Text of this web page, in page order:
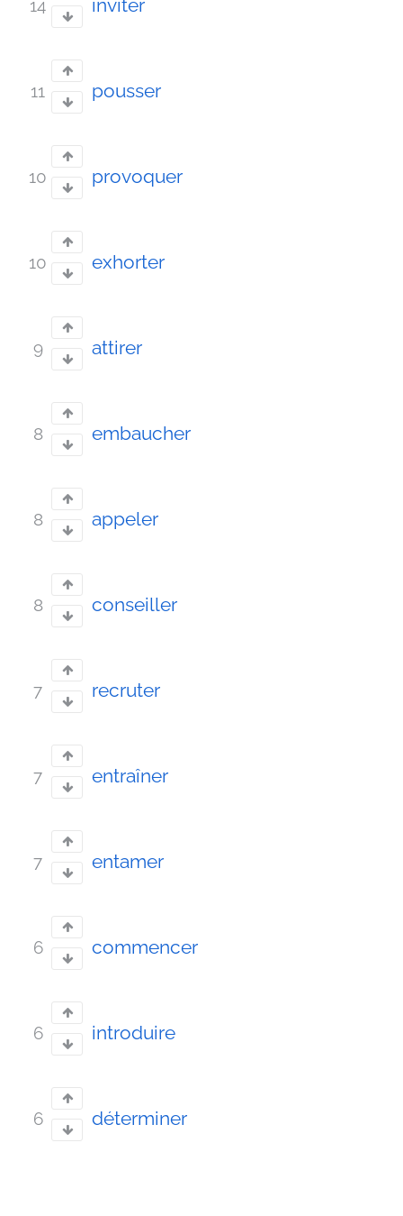
14 inviter
11 pousser
10 provoquer
10 exhorter
9 attirer
8 embaucher
8 appeler
8 conseiller
7 recruter
7 entraîner
7 entamer
6 commencer
6 introduire
6 déterminer